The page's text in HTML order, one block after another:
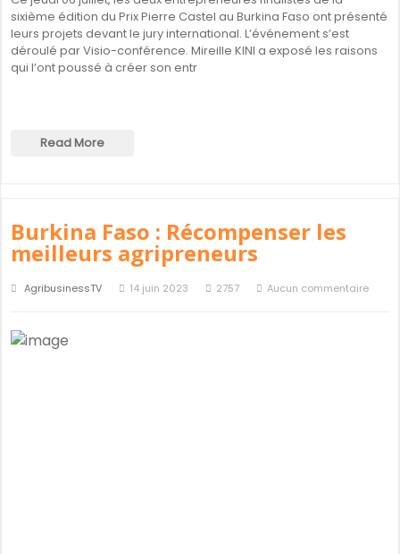
sixième édition du Prix Pierre Castel au Burkina Faso ont présenté
leurs projets devant le jury international. L’événement s’est
déroulé par Visio-conférence. Mireille KINI a exposé les raisons
qui l’ont poussé à créer son entr
Read More
Burkina Faso : Récompenser les
meilleurs agripreneurs
AgribusinessTV 14 juin 2023 2757 Aucun commentaire